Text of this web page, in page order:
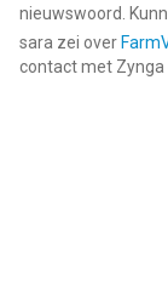
nieuwswoord.
sara zei over
contact met Zynga